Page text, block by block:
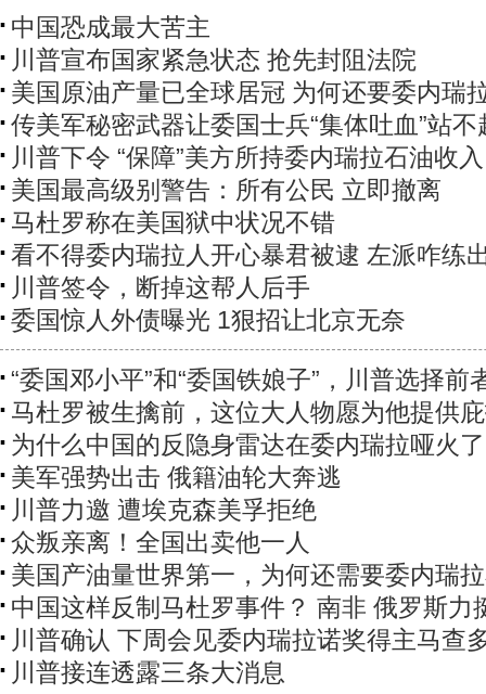
中国恐成最大苦主
川普宣布国家紧急状态 抢先封阻法院
美国原油产量已全球居冠 为何还要委内瑞
传美军秘密武器让委国士兵“集体吐血”站不
川普下令 “保障”美方所持委内瑞拉石油收入
美国最高级别警告：所有公民 立即撤离
马杜罗称在美国狱中状况不错
看不得委内瑞拉人开心暴君被逮 左派咋练
川普签令，断掉这帮人后手
委国惊人外债曝光 1狠招让北京无奈
“委国邓小平”和“委国铁娘子”，川普选择前
马杜罗被生擒前，这位大人物愿为他提供
为什么中国的反隐身雷达在委内瑞拉哑火
美军强势出击 俄籍油轮大奔逃
川普力邀 遭埃克森美孚拒绝
众叛亲离！全国出卖他一人
美国产油量世界第一，为何还需要委内瑞
中国这样反制马杜罗事件？ 南非 俄罗斯力
川普确认 下周会见委内瑞拉诺奖得主马查
川普接连透露三条大消息